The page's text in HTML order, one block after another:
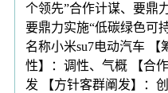
个领先”合作计谋、要鼎
要鼎力实施“低碳绿色可
名称小米su7电动汽车
性】：调性、气概 【合
发 【方针客群阐发】：